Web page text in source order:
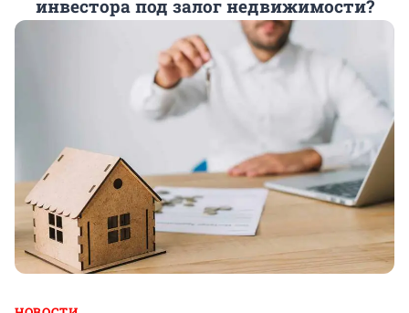
инвестора под залог недвижимости?